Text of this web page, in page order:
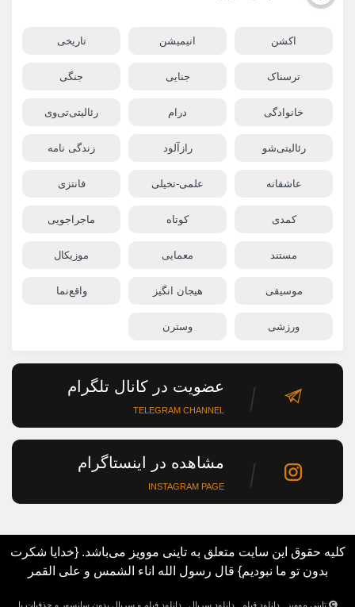
اکشن انیمیشن تاریخی
ترسناک جنایی جنگی
خانوادگی درام رئالیتی‌تی‌وی
رئالیتی‌شو رازآلود زندگی نامه
عاشقانه علمی-تخیلی فانتزی
کمدی کوتاه ماجراجویی
مستند معمایی موزیکال
موسیقی هیجان انگیز واقع‌نما
ورزشی وسترن
عضویت در کانال تلگرام
TELEGRAM CHANNEL
مشاهده در اینستاگرام
INSTAGRAM PAGE
کلیه حقوق این سایت متعلق به تاینی موویز می‌باشد. {خدایا شکرت
بدون تو ما نبودیم} قال رسول الله اناء الشمس و علی القمر
تاینی موویز , دانلود فیلم , دانلود سریال , دانلود فیلم و سریال بدون سانسور و حذفیات با